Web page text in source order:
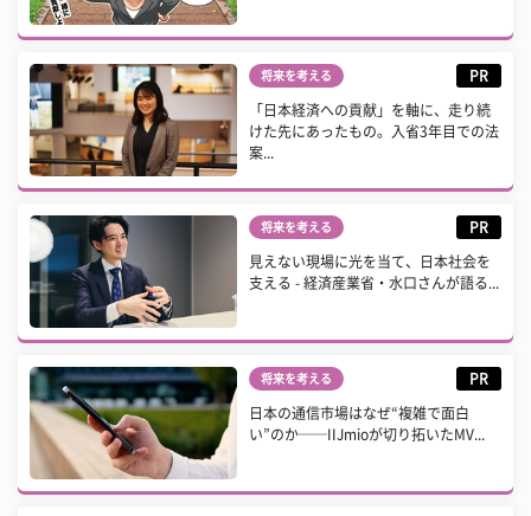
将来を考える PR
「日本経済への貢献」を軸に、走り続
けた先にあったもの。入省3年目での法
案...
将来を考える PR
見えない現場に光を当て、日本社会を
支える - 経済産業省・水口さんが語る...
将来を考える PR
日本の通信市場はなぜ“複雑で面白
い”のか──IIJmioが切り拓いたMV...